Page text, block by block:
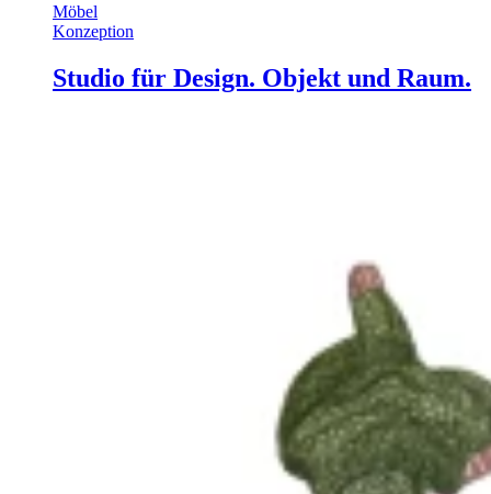
Möbel
Konzeption
Studio für Design. Objekt und Raum.